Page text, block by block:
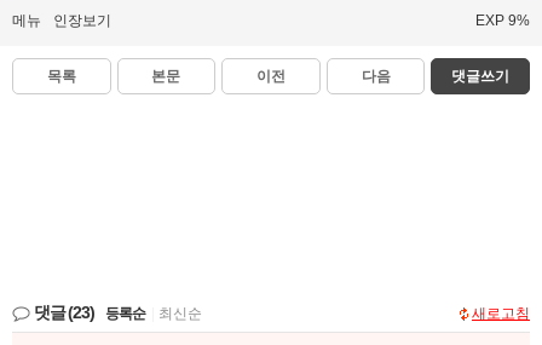
메뉴 인장보기 EXP 9%
목록 본문 이전 다음 댓글쓰기
댓글(23) 등록순 최신순 새로고침